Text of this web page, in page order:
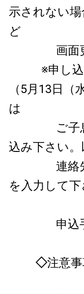
示されない
ど
画面更新
※申し込み
（5月13日
は
ご子息の
込み下さい
連絡先電
を 入力して下
申込手
◇注意